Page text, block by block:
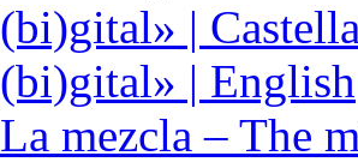
(bi)gital» |
(bi)gital» | English
La mezcla – The